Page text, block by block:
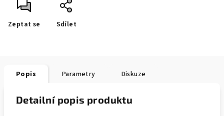
Zeptat se Sdílet
Popis Parametry Diskuze
Detailní popis produktu